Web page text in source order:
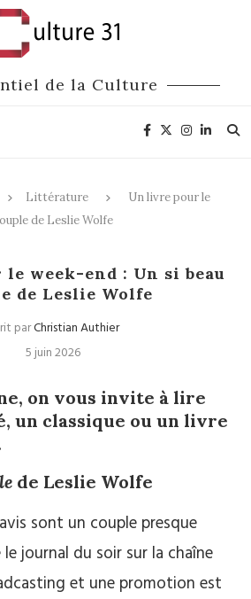
de la Culture
Littérature
Un livre pour le
de Leslie Wolfe
week-end : Un si beau
de Leslie Wolfe
parChristian Authier
5 juin 2026
on vous invite à lire
un classique ou un livre
de Leslie Wolfe
sont un couple presque
journal du soir sur la chaîne
et une promotion est